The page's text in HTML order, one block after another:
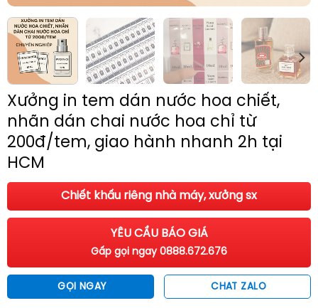
Xưởng in tem dán nước hoa chiết,
nhãn dán chai nước hoa chỉ từ
200đ/tem, giao hành nhanh 2h tại
HCM
Chiết khấu riêng nhà máy, xưởng sx
YÊU CẦU BÁO GIÁ
Gấp gọi ngay 0888.672.676
GỌI NGAY CHAT ZALO